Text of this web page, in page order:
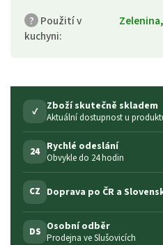
? Použití v
kuchyni:
✓ Zboží skutečně skladem
Aktuální dostupnost u
24 Rychlé odeslání
Obvykle do 24 hodin
CZ Doprava po ČR a
DS Osobní odběr
Prodejna ve Slušovicích